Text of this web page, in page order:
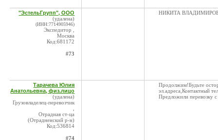
"ЭстельГрупп", ООО
(удалена)
(ИНН:7714905946)
Экспедитор ,
Москва
Код:681172
#73
НИКИТА
Тарачева Юлия
Анатольевна, физ.лицо
(удалена)
Грузовладелец-перевозчик
Отрадная ст-ца
(Отрадненский р-н)
Код:536814
#74
Продолжим!Будьте
эл.адреса,Контактный
Предложили перевозку